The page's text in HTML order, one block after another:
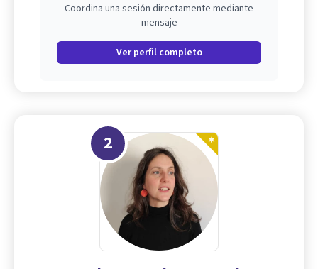
Coordina una sesión directamente mediante
mensaje
Ver perfil completo
2